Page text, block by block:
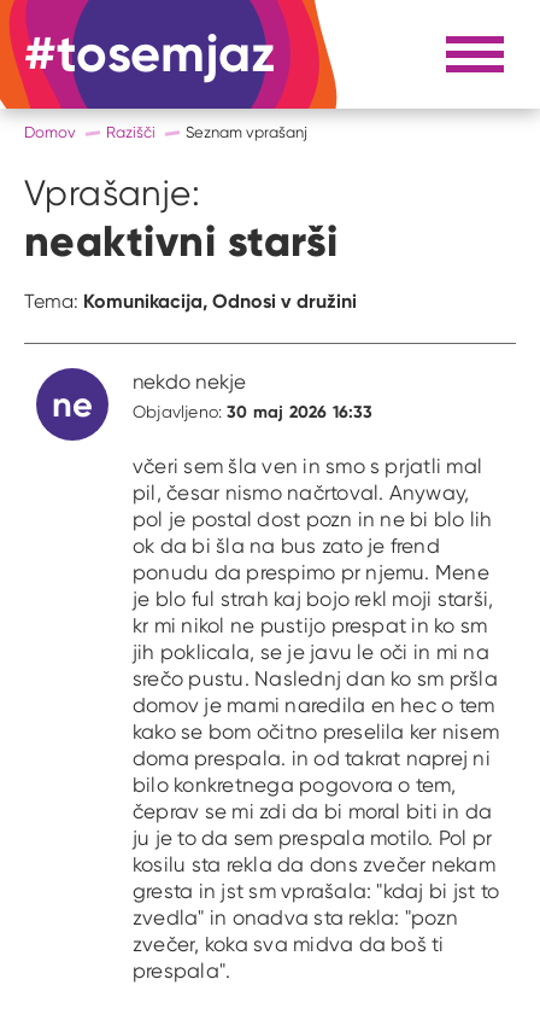
#tosemjaz #to sem jaz Razpri
Domov Razišči Seznam vprašanj
Vprašanje:
neaktivni starši
Tema: Komunikacija, Odnosi v družini
ne
nekdo nekje
Objavljeno:30 maj 2026 16:33
včeri sem šla ven in smo s prjatli mal
pil, česar nismo načrtoval. Anyway,
pol je postal dost pozn in ne bi blo lih
ok da bi šla na bus zato je frend
ponudu da prespimo pr njemu. Mene
je blo ful strah kaj bojo rekl moji starši,
kr mi nikol ne pustijo prespat in ko sm
jih poklicala, se je javu le oči in mi na
srečo pustu. Naslednj dan ko sm pršla
domov je mami naredila en hec o tem
kako se bom očitno preselila ker nisem
doma prespala. in od takrat naprej ni
bilo konkretnega pogovora o tem,
čeprav se mi zdi da bi moral biti in da
ju je to da sem prespala motilo. Pol pr
kosilu sta rekla da dons zvečer nekam
gresta in jst sm vprašala: "kdaj bi jst to
zvedla" in onadva sta rekla: "pozn
zvečer, koka sva midva da boš ti
prespala".